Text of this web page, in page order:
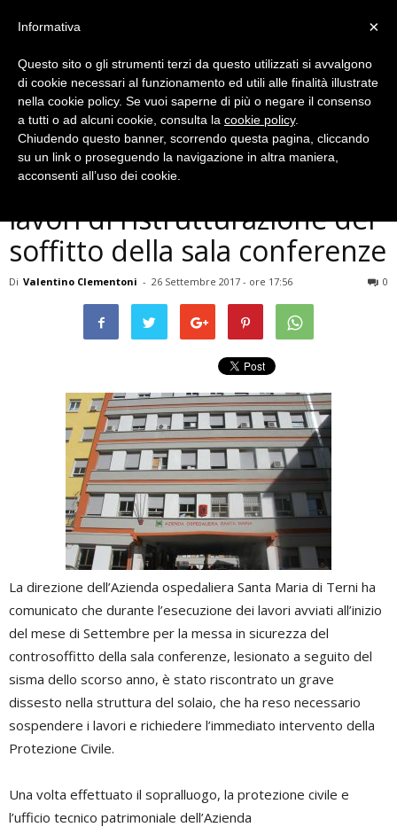
Cronaca
Ospedale di Terni, sospesi i
lavori di ristrutturazione del
soffitto della sala conferenze
Di Valentino Clementoni - 26 Settembre 2017 - ore 17:56 0
La direzione dell’Azienda ospedaliera Santa Maria di Terni ha
comunicato che durante l’esecuzione dei lavori avviati all’inizio
del mese di Settembre per la messa in sicurezza del
controsoffitto della sala conferenze, lesionato a seguito del
sisma dello scorso anno, è stato riscontrato un grave
dissesto nella struttura del solaio, che ha reso necessario
sospendere i lavori e richiedere l’immediato intervento della
Protezione Civile.
Una volta effettuato il sopralluogo, la protezione civile e
l’ufficio tecnico patrimoniale dell’Azienda
×
Informativa
Questo sito o gli strumenti terzi da questo utilizzati si avvalgono
di cookie necessari al funzionamento ed utili alle finalità illustrate
nella cookie policy. Se vuoi saperne di più o negare il consenso
a tutti o ad alcuni cookie, consulta la cookie policy.
Chiudendo questo banner, scorrendo questa pagina, cliccando
su un link o proseguendo la navigazione in altra maniera,
acconsenti all’uso dei cookie.